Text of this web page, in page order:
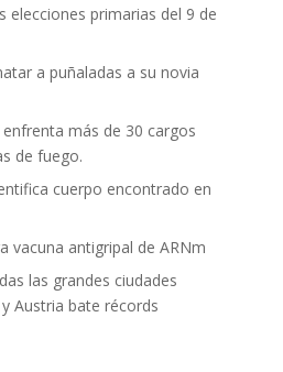
elecciones primarias del 9 de
a puñaladas a su novia
más de 30 cargos
de fuego.
cuerpo encontrado en
vacuna antigripal de ARNm
las grandes ciudades
Austria bate récords